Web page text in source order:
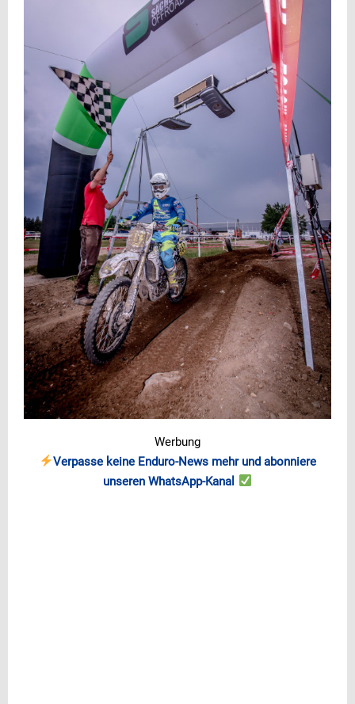
Werbung
Verpasse keine Enduro-News mehr und abonniere
unseren WhatsApp-Kanal